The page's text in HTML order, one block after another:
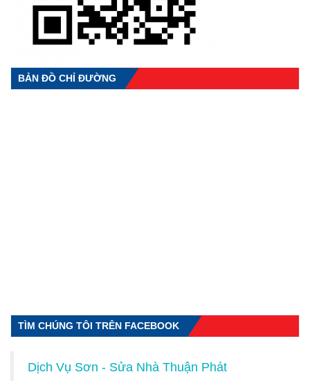
BẢN ĐỒ CHỈ ĐƯỜNG
TÌM CHÚNG TÔI TRÊN FACEBOOK
Dịch Vụ Sơn - Sửa Nhà Thuận Phát